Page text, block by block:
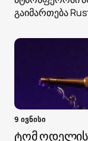
გაიმართება
9 ივნისი
ტომ ოდელის